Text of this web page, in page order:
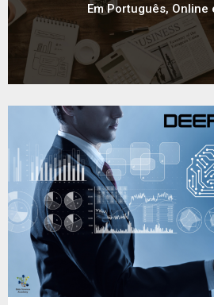
Em Português, Online